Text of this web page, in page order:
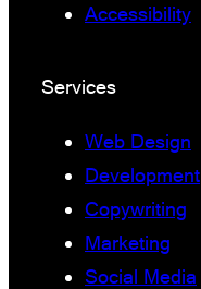
Accessibility
Services
Web Design
Development
Copywriting
Marketing
Social Media